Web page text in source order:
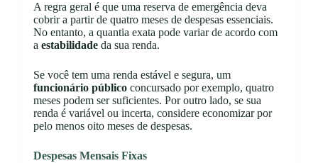
A regra geral é que uma reserva de emergência deva
cobrir a partir de quatro meses de despesas essenciais.
No entanto, a quantia exata pode variar de acordo com
a estabilidadeda sua renda.
Se você tem uma renda estável e segura, um
funcionário públicoconcursado por exemplo, quatro
meses podem ser suficientes. Por outro lado, se sua
renda é variável ou incerta, considere economizar por
pelo menos oito meses de despesas.
Despesas Mensais Fixas